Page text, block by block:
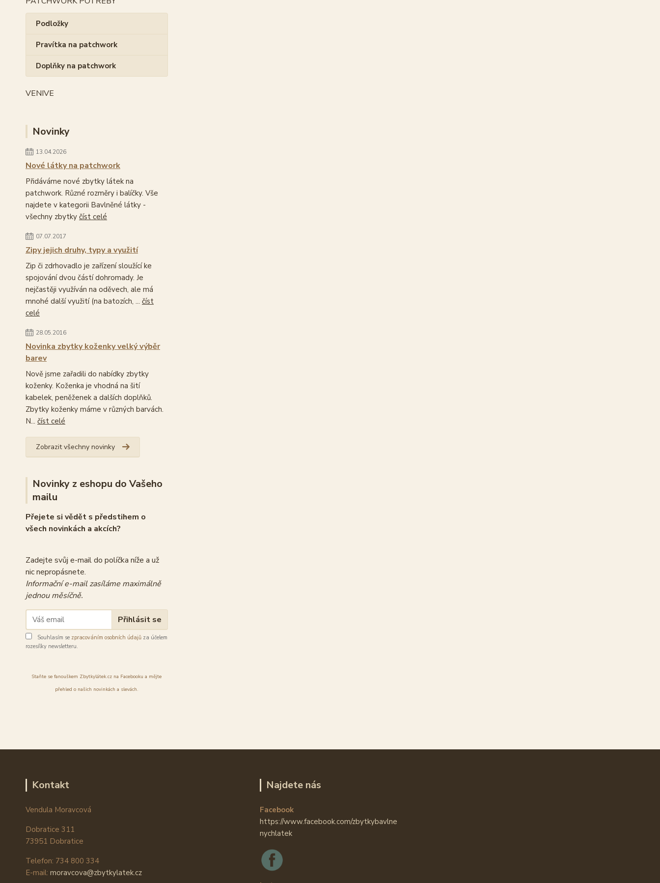
Podložky
Pravítka na patchwork
Doplňky na patchwork
VENIVE
Novinky
13.04.2026
Nové látky na patchwork
Přidáváme nové zbytky látek na
patchwork. Různé rozměry i balíčky. Vše
najdete v kategorii Bavlněné látky -
všechny zbytky číst celé
07.07.2017
Zipy jejich druhy, typy a využití
Zip či zdrhovadlo je zařízení sloužící ke
spojování dvou částí dohromady. Je
nejčastěji využíván na oděvech, ale má
mnohé další využití (na batozích, ... číst
celé
28.05.2016
Novinka zbytky koženky velký výběr
barev
Nově jsme zařadili do nabídky zbytky
koženky. Koženka je vhodná na šití
kabelek, peněženek a dalších doplňků.
Zbytky koženky máme v různých barvách.
N... číst celé
Zobrazit všechny novinky
Novinky z eshopu do Vašeho
mailu
Přejete si vědět s předstihem o
všech novinkách a akcích?
Zadejte svůj e-mail do políčka níže a už
nic nepropásnete.
Informační e-mail zasíláme maximálně
jednou měsíčně.
Přihlásit se
Souhlasím se zpracováním osobních údajů za účelem
rozesílky newsletteru.
Staňte se fanouškem Zbytkylátek.cz na Facebooku a mějte
přehled o našich novinkách a slevách.
Kontakt
Vendula Moravcová
Dobratice 311
73951 Dobratice
Telefon: 734 800 334
E-mail: moravcova@zbytkylatek.cz
Najdete nás
Facebook
https://www.facebook.com/zbytkybavlne
nychlatek